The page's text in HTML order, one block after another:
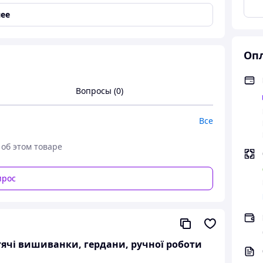
льон беж довгий рукав
Вопросы (0)
Все
этом товаре
вишиванки, гердани, ручної роботи